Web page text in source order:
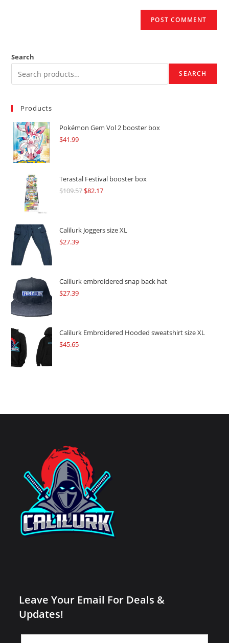
Search
SEARCH
Products
Pokémon Gem Vol 2 booster box
$41.99
Terastal Festival booster box
$109.57Original
$109.57.
$82.17Current
$82.17.
Calilurk Joggers size XL
$27.39
Calilurk embroidered snap back hat
$27.39
Calilurk Embroidered Hooded sweatshirt size XL
$45.65
Leave Your Email For Deals &
Updates!
Leave